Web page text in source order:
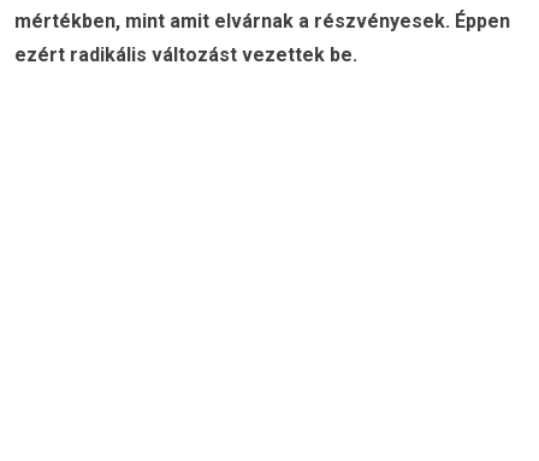
mértékben, mint amit elvárnak a részvényesek. Éppen
ezért radikális változást vezettek be.